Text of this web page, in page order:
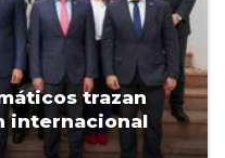
trazan
internacional